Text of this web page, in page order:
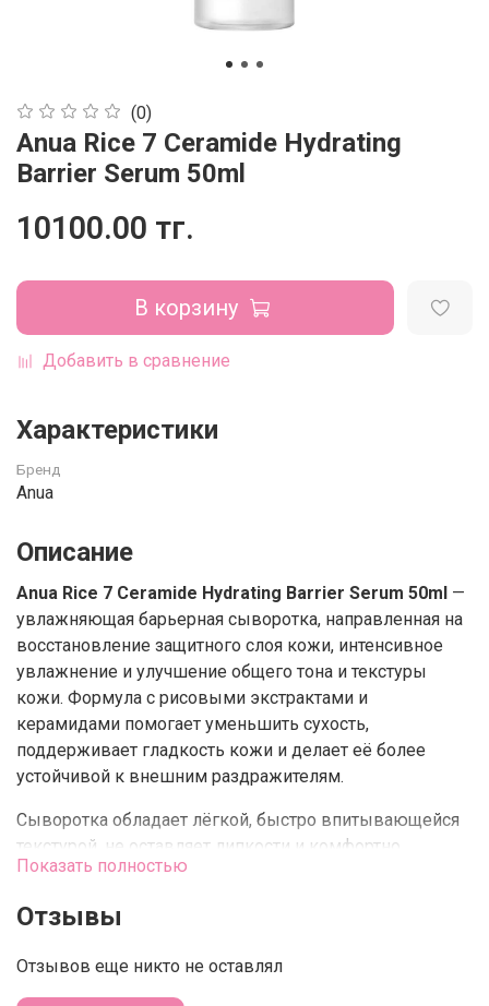
(0)
Anua Rice 7 Ceramide Hydrating
Barrier Serum 50ml
10100.00 тг.
В корзину
Добавить в сравнение
Характеристики
Бренд
Anua
Описание
Anua Rice 7 Ceramide Hydrating Barrier Serum 50ml —
увлажняющая барьерная сыворотка, направленная на
восстановление защитного слоя кожи, интенсивное
увлажнение и улучшение общего тона и текстуры
кожи. Формула с рисовыми экстрактами и
керамидами помогает уменьшить сухость,
поддерживает гладкость кожи и делает её более
устойчивой к внешним раздражителям.
Сыворотка обладает лёгкой, быстро впитывающейся
текстурой, не оставляет липкости и комфортно
ощущается даже на чувствительной коже. Подходит
как базовый восстанавливающий этап ухода.
Действие и преимущества
• укрепляет защитный барьер кожи
Показать полностью
Отзывы
Отзывов еще никто не оставлял